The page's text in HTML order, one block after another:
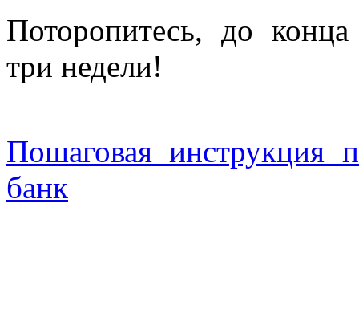
Поторопитесь, до конца
три недели!
Пошаговая инструкция
банк